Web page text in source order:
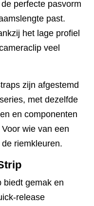
perfecte pasvorm
past.
het lage profiel
veel
zijn afgestemd
met dezelfde
en componenten
wie van een
riemkleuren.
biedt gemak en
release